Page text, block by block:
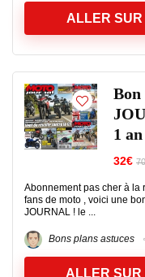
ALLER
1
32€
Abonnement pas cher à la
fans de moto , voici une
JOURNAL ! le ...
Bons plans astuces
ALLER SUR